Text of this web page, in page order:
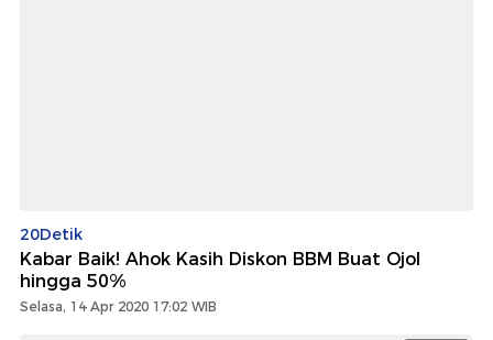
20Detik
Kabar Baik! Ahok Kasih Diskon BBM Buat Ojol
hingga 50%
Selasa, 14 Apr 2020 17:02 WIB